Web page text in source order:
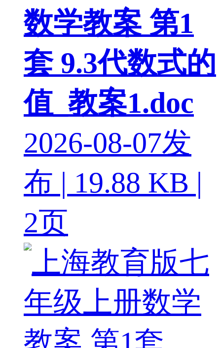
数学教案 第1
套 9.3代数式的
值_教案1.doc
2026-08-07发
布 | 19.88 KB |
2页